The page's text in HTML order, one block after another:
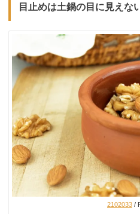
目止めは土鍋の目に見えな
2102033 /